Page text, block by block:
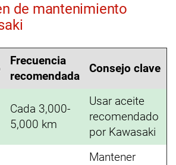
de mantenimiento
Frecuencia
recomendada
Consejo clave
Cada 3,000-
5,000 km
Usar aceite
recomendado
por Kawasaki
Mantener